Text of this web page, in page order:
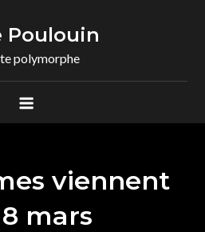
Poulouin
polymorphe
viennent
mars